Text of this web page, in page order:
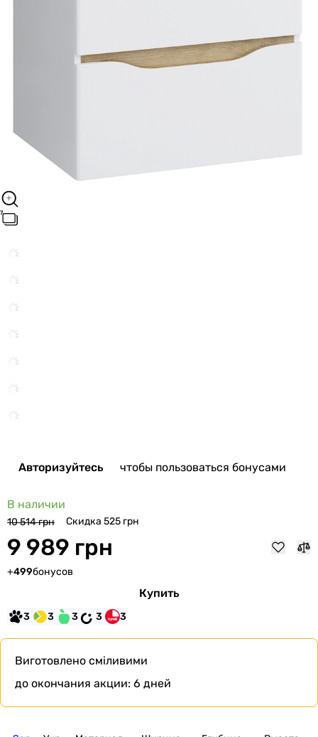
Авторизуйтесь чтобы пользоваться бонусами
В наличии
10 514 грн Скидка 525 грн
9 989 грн
+499бонусов
Купить
3 3 3 3 3
Виготовлено сміливими
до окончания акции: 6 дней